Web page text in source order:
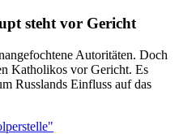
steht vor Gericht
Autoritäten. Doch
Katholikos vor Gericht. Es
Russlands Einfluss auf das